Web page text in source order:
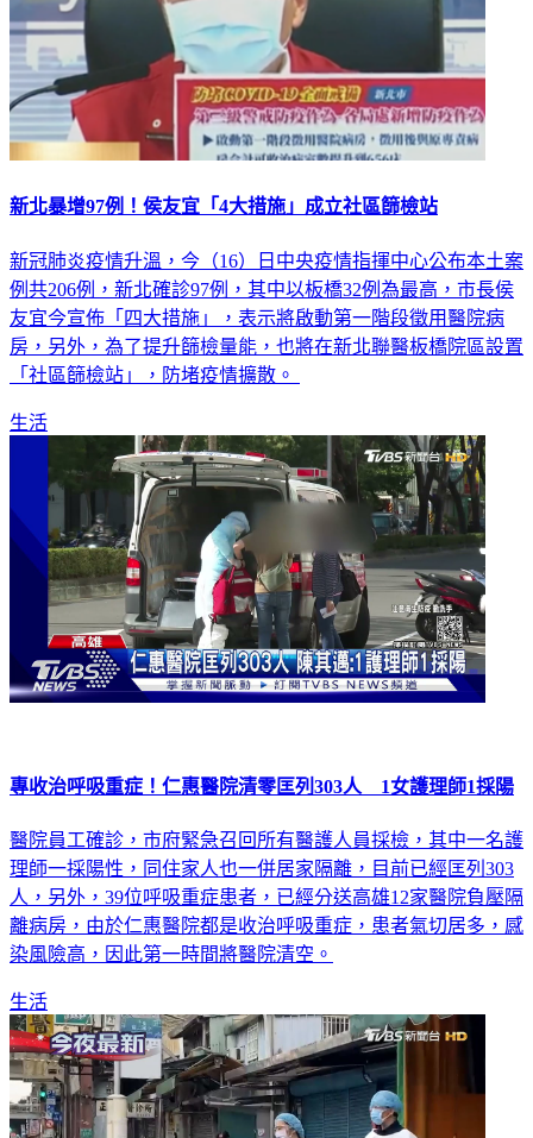
新北暴增97例！侯友宜「4大措施」成立社區篩檢站
新冠肺炎疫情升溫，今（16）日中央疫情指揮中心公布本土案
例共206例，新北確診97例，其中以板橋32例為最高，市長侯
友宜今宣佈「四大措施」，表示將啟動第一階段徵用醫院病
房，另外，為了提升篩檢量能，也將在新北聯醫板橋院區設置
「社區篩檢站」，防堵疫情擴散。
生活
專收治呼吸重症！仁惠醫院清零匡列303人 1女護理師1採陽
醫院員工確診，市府緊急召回所有醫護人員採檢，其中一名護
理師一採陽性，同住家人也一併居家隔離，目前已經匡列303
人，另外，39位呼吸重症患者，已經分送高雄12家醫院負壓隔
離病房，由於仁惠醫院都是收治呼吸重症，患者氣切居多，感
染風險高，因此第一時間將醫院清空。
生活